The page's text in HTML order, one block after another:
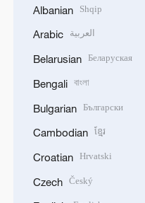
Albanian Shqip
Arabic العربية
Belarusian Беларуская
Bengali বাংলা
Bulgarian Български
Cambodian ខ្មែរ
Croatian Hrvatski
Czech Český